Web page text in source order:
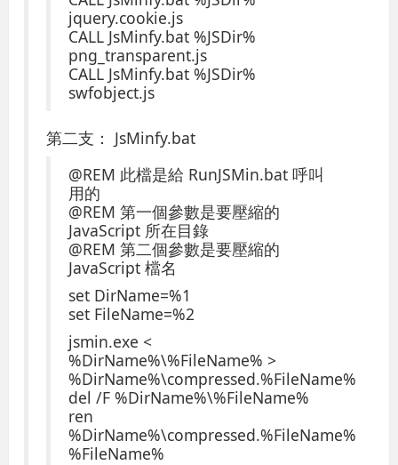
jquery.cookie.js
CALL JsMinfy.bat %JSDir%
png_transparent.js
CALL JsMinfy.bat %JSDir%
swfobject.js
第二支： JsMinfy.bat
@REM 此檔是給 RunJSMin.bat 呼叫
用的
@REM 第一個參數是要壓縮的
JavaScript 所在目錄
@REM 第二個參數是要壓縮的
JavaScript 檔名
set DirName=%1
set FileName=%2
jsmin.exe <
%DirName%\%FileName% >
%DirName%\compressed.%FileName%
del /F %DirName%\%FileName%
ren
%DirName%\compressed.%FileName%
%FileName%